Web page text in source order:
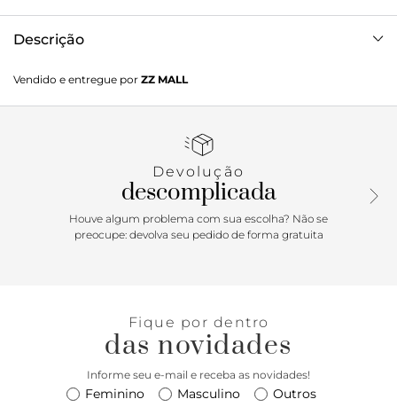
Descrição
similar ao couro tem formato estruturado e laterais
arredondadas. Traz alça transversal regulável e duas alças
frontal com fecho em tampo e imã interno, além de
Porque Apostar: A bolsa tote perfeita pra descomplicar sua
rotina! Com shape amplo e design minimalista, vai ser sua
aliada na hora de criar lookinhos práticos e cheios de estilo.
Vendido e entregue por ZZ MALL
Devolução
descomplicada
Houve algum problema com sua escolha? Não se
preocupe: devolva seu pedido de forma gratuita
Fique por dentro
das novidades
Informe seu e-mail e receba as novidades!
Feminino Masculino Outros